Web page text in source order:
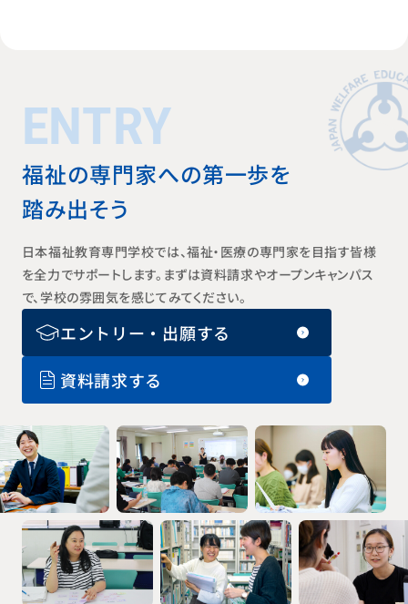
ENTRY
福祉の専門家への第一歩を
踏み出そう
日本福祉教育専門学校では、福祉・医療の専門家を目指す皆様
を全力でサポートします。まずは資料請求やオープンキャンパス
で、学校の雰囲気を感じてみてください。
エントリー・出願する
資料請求する